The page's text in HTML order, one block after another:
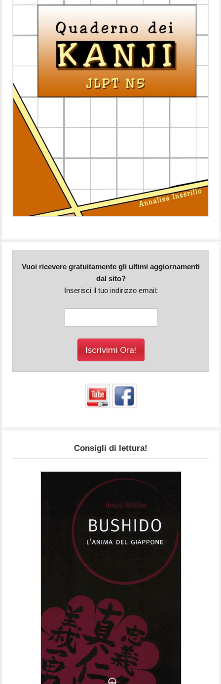
Vuoi ricevere gratuitamente gli ultimi aggiornamenti
dal sito?
Inserisci il tuo indirizzo email:
Consigli di lettura!